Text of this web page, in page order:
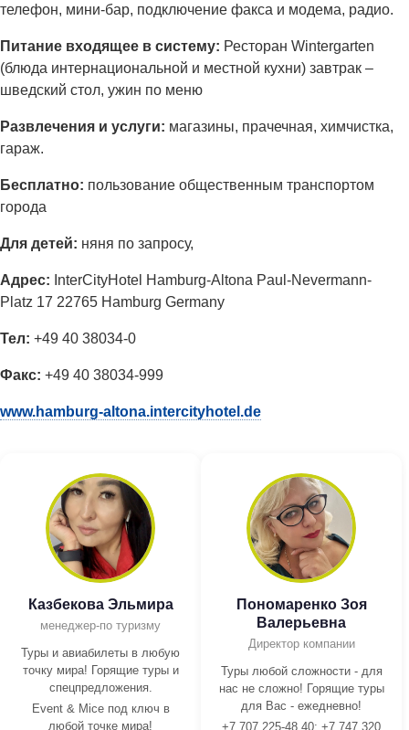
телефон, мини-бар, подключение факса и модема, радио.
Питание входящее в систему: Ресторан Wintergarten
(блюда интернациональной и местной кухни) завтрак –
шведский стол, ужин по меню
Развлечения и услуги: магазины, прачечная, химчистка,
гараж.
Бесплатно: пользование общественным транспортом
города
Для детей: няня по запросу,
Адрес: InterCityHotel Hamburg-Altona Paul-Nevermann-
Platz 17 22765 Hamburg Germany
Тел: +49 40 38034-0
Факс: +49 40 38034-999
www.hamburg-altona.intercityhotel.de
Казбекова Эльмира
менеджер-по туризму
Туры и авиабилеты в любую
точку мира! Горящие туры и
спецпредложения.
Event & Mice под ключ в
любой точке мира!
Пономаренко Зоя
Валерьевна
Директор компании
Туры любой сложности - для
нас не сложно! Горящие туры
для Вас - ежедневно!
+7 707 225-48 40; +7 747 320